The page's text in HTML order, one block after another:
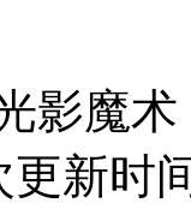
影魔
更新时